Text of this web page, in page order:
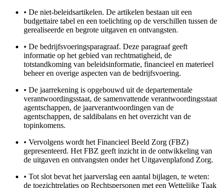
• De niet-beleidsartikelen. De artikelen bestaan uit een
budgettaire tabel en een toelichting op de verschillen tussen de
gerealiseerde en begrote uitgaven en ontvangsten.
• De bedrijfsvoeringsparagraaf. Deze paragraaf geeft
informatie op het gebied van rechtmatigheid, de
totstandkoming van beleidsinformatie, financieel en materieel
beheer en overige aspecten van de bedrijfsvoering.
• De jaarrekening is opgebouwd uit de departementale
verantwoordingsstaat, de samenvattende verantwoordingsstaat
agentschappen, de jaarverantwoordingen van de
agentschappen, de saldibalans en het overzicht van de
topinkomens.
• Vervolgens wordt het Financieel Beeld Zorg (FBZ)
gepresenteerd. Het FBZ geeft inzicht in de ontwikkeling van
de uitgaven en ontvangsten onder het Uitgavenplafond Zorg.
• Tot slot bevat het jaarverslag een aantal bijlagen, te weten:
de toezichtrelaties op Rechtspersonen met een Wettelijke Taak